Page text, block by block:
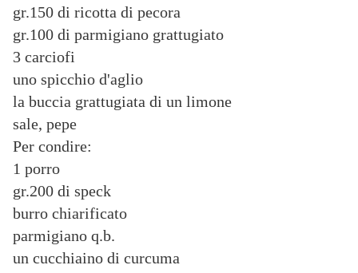
gr.150 di ricotta di pecora
gr.100 di parmigiano grattugiato
3 carciofi
uno spicchio d'aglio
la buccia grattugiata di un limone
sale, pepe
Per condire:
1 porro
gr.200 di speck
burro chiarificato
parmigiano q.b.
un cucchiaino di curcuma